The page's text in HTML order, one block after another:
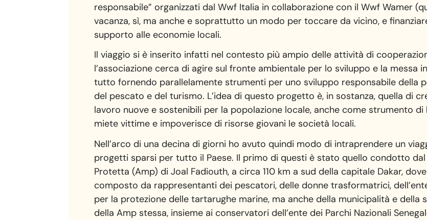
responsabile” organizzati dal Wwf Italia in collaborazione con il Wwf Wamer
vacanza, sì, ma anche e soprattutto un modo per toccare da vicino, e
supporto alle economie locali.
Il viaggio si è inserito infatti nel contesto più ampio delle attività di
l’associazione cerca di agire sul fronte ambientale per lo sviluppo e la messa
tutto fornendo parallelamente strumenti per uno sviluppo responsabile della
del pescato e del turismo. L’idea di questo progetto è, in sostanza, quella di
lavoro nuove e sostenibili per la popolazione locale, anche come strumento di
miete vittime e impoverisce di risorse giovani le società locali.
Nell’arco di una decina di giorni ho avuto quindi modo di intraprendere un
progetti sparsi per tutto il Paese. Il primo di questi è stato quello condotto
Protetta (Amp) di Joal Fadiouth, a circa 110 km a sud della capitale Dakar,
composto da rappresentanti dei pescatori, delle donne trasformatrici,
per la protezione delle tartarughe marine, ma anche della municipalità e della
della Amp stessa, insieme ai conservatori dell’ente dei Parchi Nazionali